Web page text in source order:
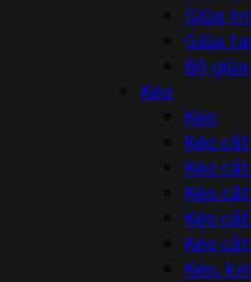
Giũa
Giũa
Bộ giũa
Kéo
Kéo
Kéo
Kéo
Kéo
Kéo
Kéo
Kéo,